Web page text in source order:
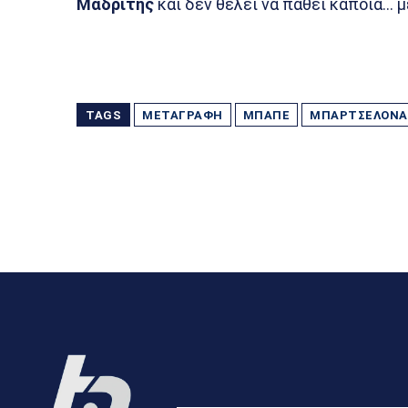
Μαδρίτης και δεν θέλει να πάθει κάποια…
TAGS ΜΕΤΑΓΡΑΦΉ ΜΠΑΠΈ ΜΠΑΡΤΣΕΛΌΝΑ